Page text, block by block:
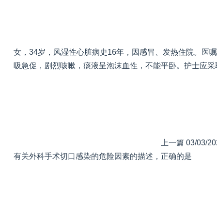
女，34岁，风湿性心脏病史16年，因感冒、发热住院。医
吸急促，剧烈咳嗽，痰液呈泡沫血性，不能平卧。护士应
上一篇 03/03/
有关外科手术切口感染的危险因素的描述，正确的是